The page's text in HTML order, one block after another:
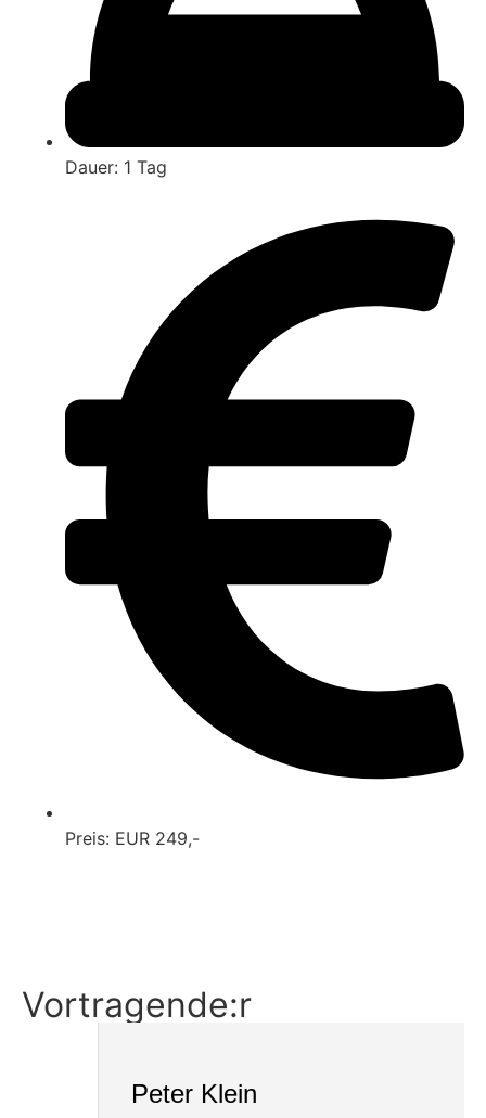
Dauer: 1 Tag
Preis: EUR 249,-
Vortragende:r
Peter Klein